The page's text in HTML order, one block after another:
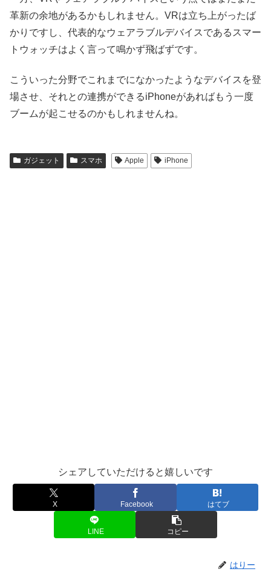
革新の余地があるかもしれません。VRは立ち上がったば
かりですし、代表的なウェアラブルデバイスであるスマー
トウォッチはよく言って鳴かず飛ばずです。
こういった分野でこれまでになかったようなデバイスを登
場させ、それとの連携ができるiPhoneがあればもう一度
ブームが起こせるのかもしれませんね。
ガジェット スマホ Apple iPhone
シェアしていただけると嬉しいです
X Facebook はてブ
LINE コピー
はりー